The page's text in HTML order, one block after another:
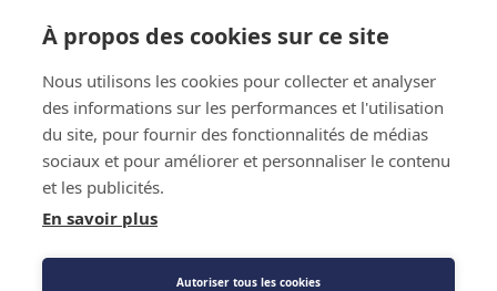
Caractéristiques techniques
Caractéristiques techniques
À propos des cookies sur ce site
Nous utilisons les cookies pour collecter et analyser
des informations sur les performances et l'utilisation
du site, pour fournir des fonctionnalités de médias
sociaux et pour améliorer et personnaliser le contenu
et les publicités.
En savoir plus
Autoriser tous les cookies